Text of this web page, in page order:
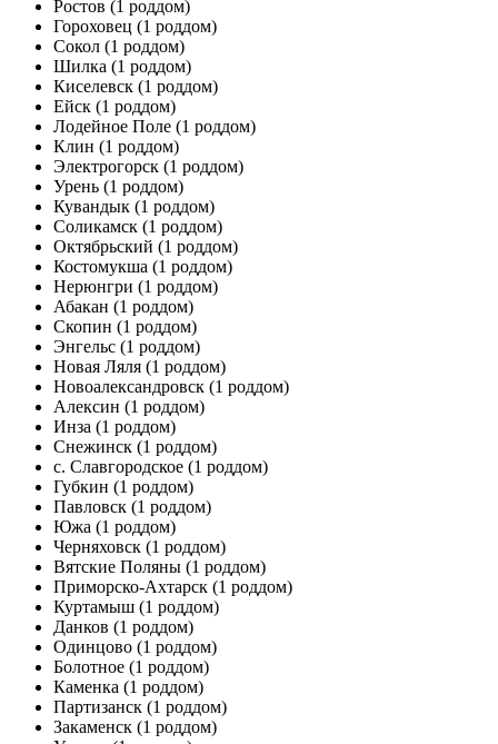
Ростов (1 роддом)
Гороховец (1 роддом)
Сокол (1 роддом)
Шилка (1 роддом)
Киселевск (1 роддом)
Ейск (1 роддом)
Лодейное Поле (1 роддом)
Клин (1 роддом)
Электрогорск (1 роддом)
Урень (1 роддом)
Кувандык (1 роддом)
Соликамск (1 роддом)
Октябрьский (1 роддом)
Костомукша (1 роддом)
Нерюнгри (1 роддом)
Абакан (1 роддом)
Скопин (1 роддом)
Энгельс (1 роддом)
Новая Ляля (1 роддом)
Новоалександровск (1 роддом)
Алексин (1 роддом)
Инза (1 роддом)
Снежинск (1 роддом)
с. Славгородское (1 роддом)
Губкин (1 роддом)
Павловск (1 роддом)
Южа (1 роддом)
Черняховск (1 роддом)
Вятские Поляны (1 роддом)
Приморско-Ахтарск (1 роддом)
Куртамыш (1 роддом)
Данков (1 роддом)
Одинцово (1 роддом)
Болотное (1 роддом)
Каменка (1 роддом)
Партизанск (1 роддом)
Закаменск (1 роддом)